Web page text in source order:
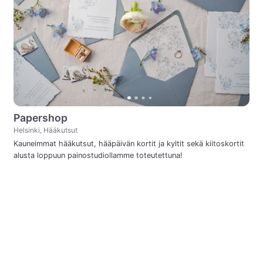
Papershop
Helsinki, Hääkutsut
Kauneimmat hääkutsut, hääpäivän kortit ja kyltit sekä kiitoskortit
alusta loppuun painostudiollamme toteutettuna!